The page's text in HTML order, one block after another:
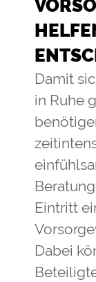
Damit
in Ruhe
Eintritt
Dabei